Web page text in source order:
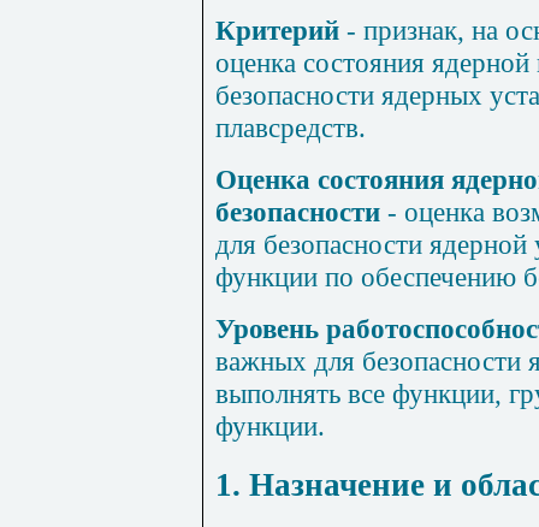
Критерий - признак, на
оценка состояния
безопасности ядерных
плавсредств.
Оценка состояния
безопасности - оценка
для безопасности
функции по обеспечению
Уровень
важных для безопасности
выполнять все функции,
функции.
1. Назначение и